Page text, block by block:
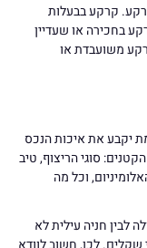
קרקע בבעלות
בחכירה או שעדיין
משועבדת או
יקבע את איכות הנכס
סוגי הריצוף, טיב
וכל מה
לבין חניה עילית לא